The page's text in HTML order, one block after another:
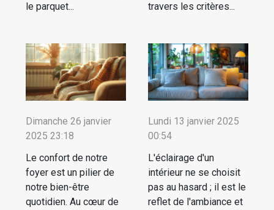
le parquet...
travers les critères...
Dimanche 26 janvier
2025 23:18
Le confort de notre
foyer est un pilier de
notre bien-être
quotidien. Au cœur de
Lundi 13 janvier 2025
00:54
L'éclairage d'un
intérieur ne se choisit
pas au hasard ; il est le
reflet de l'ambiance et